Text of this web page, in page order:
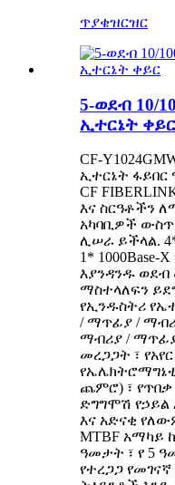
ጥያቄዝርዝር
5-ወደብ 10/
ኢተርኔት ቀይር
CF-
ኢተርኔት
CF
እና ስርዓቶችን
አካባቢዎች
ሊሠራ ይችላል.
1* 1000Base-
እያንዳንዱ
ማስተላለፍን
የኢንዱስትሪ
/ ማጥፊያ /
ማብሪያ /
መረጋጋት ፣
ጨምሮ) ፣ የጥበቃ
ድግግሞሽ የኃይል
እና አድናቂ
MTBF አማካይ
ዓመታት ፣ የ 5
የተረጋጋ